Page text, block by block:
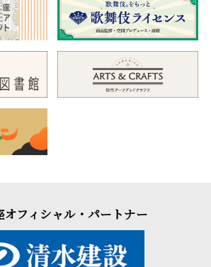
オフィシャル・パートナー